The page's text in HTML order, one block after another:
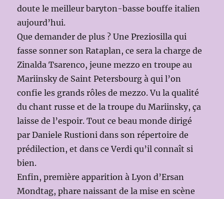
doute le meilleur baryton-basse bouffe italien
aujourd’hui.
Que demander de plus ? Une Preziosilla qui
fasse sonner son Rataplan, ce sera la charge de
Zinalda Tsarenco, jeune mezzo en troupe au
Mariinsky de Saint Petersbourg à qui l’on
confie les grands rôles de mezzo. Vu la qualité
du chant russe et de la troupe du Mariinsky, ça
laisse de l’espoir. Tout ce beau monde dirigé
par Daniele Rustioni dans son répertoire de
prédilection, et dans ce Verdi qu’il connaît si
bien.
Enfin, première apparition à Lyon d’Ersan
Mondtag, phare naissant de la mise en scène